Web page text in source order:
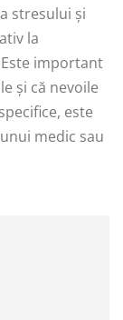
stresului și
la
important
și că nevoile
este
medic sau